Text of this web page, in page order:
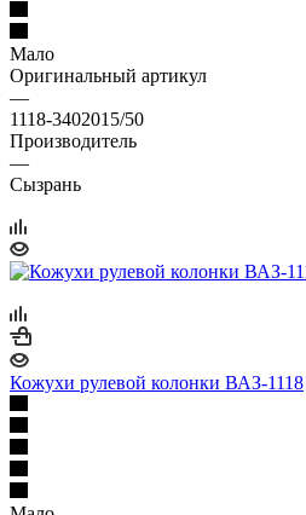
Мало
Оригинальный артикул
—
1118-3402015/50
Производитель
—
Сызрань
Кожухи рулевой колонки ВАЗ-1118